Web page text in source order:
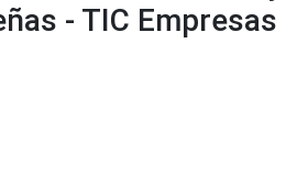
- TIC Empresas